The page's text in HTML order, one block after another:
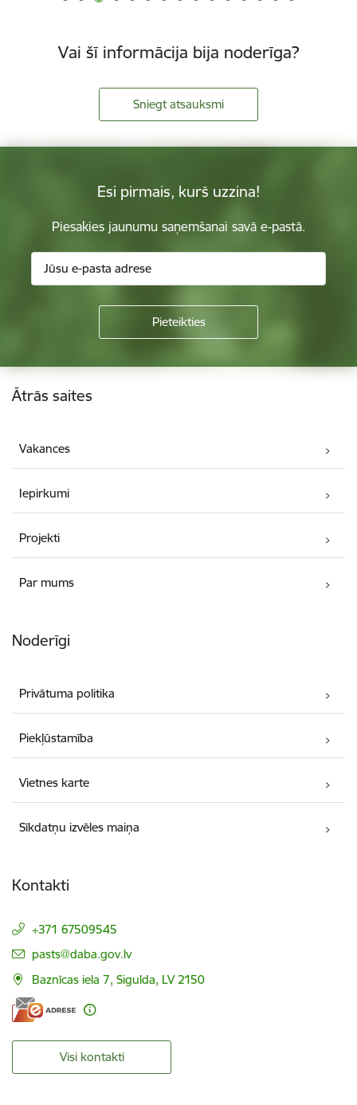
Vai šī informācija bija noderīga?
Sniegt atsauksmi
Esi pirmais, kurš uzzina!
Piesakies jaunumu saņemšanai savā e-pastā.
Kājene
Ātrās saites
Vakances
Iepirkumi
Projekti
Par mums
Noderīgi
Privātuma politika
Piekļūstamība
Vietnes karte
Sīkdatņu izvēles maiņa
Kontakti
+371 67509545
E-pasts:
pasts@daba.gov.lv
Baznīcas iela 7, Sigulda, LV 2150
Visi kontakti